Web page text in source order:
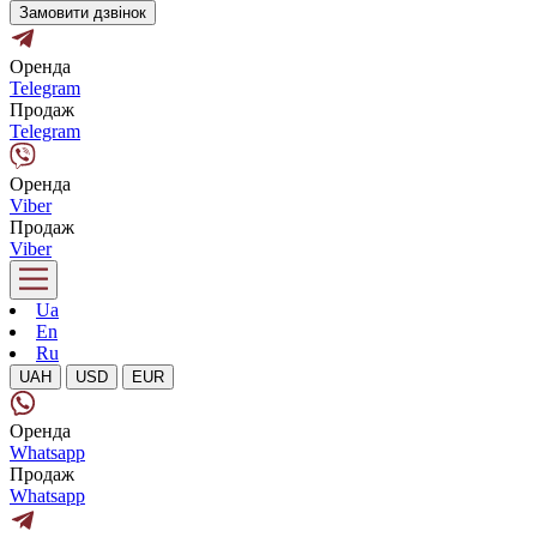
Замовити дзвінок
Оренда
Telegram
Продаж
Telegram
Оренда
Viber
Продаж
Viber
Ua
En
Ru
UAH USD EUR
Оренда
Whatsapp
Продаж
Whatsapp